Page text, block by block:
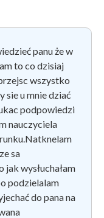
panu że w
to co dzisiaj
wszystko
sie u mnie dziać
podpowiedzi
nauczyciela
sa
wysłuchałam
podzielalam
do pana na